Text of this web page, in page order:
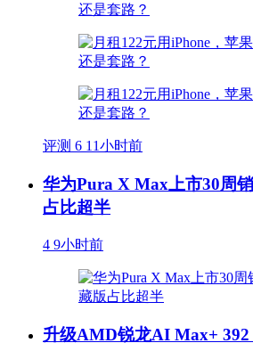
评测 6 11小时前
华为Pura X Max上市30周
占比超半
4 9小时前
升级AMD锐龙AI Max+